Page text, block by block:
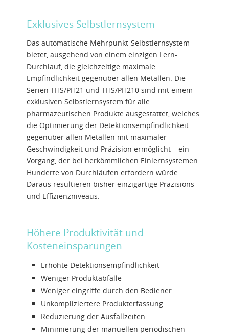
Exklusives Selbstlernsystem
Das automatische Mehrpunkt-Selbstlernsystem
bietet, ausgehend von einem einzigen Lern-
Durchlauf, die gleichzeitige maximale
Empfindlichkeit gegenüber allen Metallen. Die
Serien THS/PH21 und THS/PH210 sind mit einem
exklusiven Selbstlernsystem für alle
pharmazeutischen Produkte ausgestattet, welches
die Optimierung der Detektionsempfindlichkeit
gegenüber allen Metallen mit maximaler
Geschwindigkeit und Präzision ermöglicht – ein
Vorgang, der bei herkömmlichen Einlernsystemen
Hunderte von Durchläufen erfordern würde.
Daraus resultieren bisher einzigartige Präzisions-
und Effizienzniveaus.
Höhere Produktivität und
Kosteneinsparungen
Erhöhte Detektionsempfindlichkeit
Weniger Produktabfälle
Weniger eingriffe durch den Bediener
Unkompliziertere Produkterfassung
Reduzierung der Ausfallzeiten
Minimierung der manuellen periodischen